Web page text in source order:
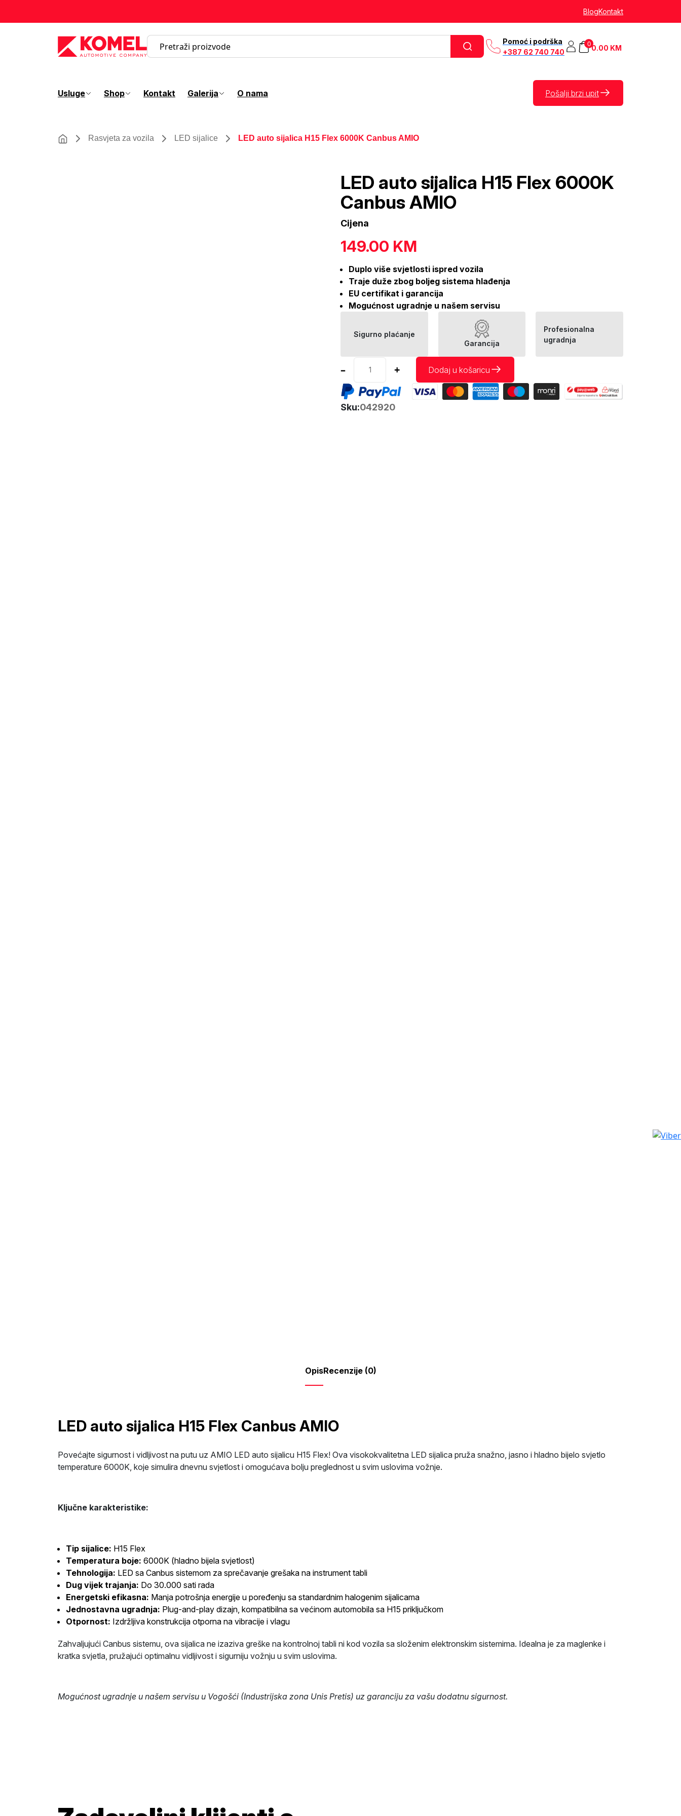
BlogKontakt
Pomoć i podrška
+387 62 740 740
0.00 KM
0
Usluge Shop Kontakt Galerija O nama Pošalji brzi upit
Rasvjeta za vozila LED sijalice LED auto sijalica H15 Flex 6000K Canbus AMIO
LED auto sijalica H15 Flex 6000K
Canbus AMIO
Cijena
149.00 KM
Duplo više svjetlosti ispred vozila
Traje duže zbog boljeg sistema hlađenja
EU certifikat i garancija
Mogućnost ugradnje u našem servisu
Sigurno plaćanje
Garancija
Profesionalna
ugradnja
– LED
auto
sijalica
H15
Flex
+ Dodaj u košaricu
Sku:042920
OpisRecenzije (0)
LED auto sijalica H15 Flex Canbus AMIO
Povećajte sigurnost i vidljivost na putu uz AMIO LED auto sijalicu H15 Flex! Ova visokokvalitetna LED sijalica pruža snažno, jasno i hladno bijelo svjetlo
temperature 6000K, koje simulira dnevnu svjetlost i omogućava bolju preglednost u svim uslovima vožnje.
Ključne karakteristike:
Tip sijalice: H15 Flex
Temperatura boje: 6000K (hladno bijela svjetlost)
Tehnologija: LED sa Canbus sistemom za sprečavanje grešaka na instrument tabli
Dug vijek trajanja: Do 30.000 sati rada
Energetski efikasna: Manja potrošnja energije u poređenju sa standardnim halogenim sijalicama
Jednostavna ugradnja: Plug-and-play dizajn, kompatibilna sa većinom automobila sa H15 priključkom
Otpornost: Izdržljiva konstrukcija otporna na vibracije i vlagu
Zahvaljujući Canbus sistemu, ova sijalica ne izaziva greške na kontrolnoj tabli ni kod vozila sa složenim elektronskim sistemima. Idealna je za maglenke i
kratka svjetla, pružajući optimalnu vidljivost i sigurniju vožnju u svim uslovima.
Mogućnost ugradnje u našem servisu u Vogošći (Industrijska zona Unis Pretis) uz garanciju za vašu dodatnu sigurnost.